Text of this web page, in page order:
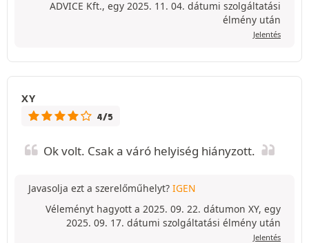
ADVICE Kft., egy 2025. 11. 04. dátumi szolgáltatási
élmény után
Jelentés
XY
4/5
Ok volt. Csak a váró helyiség hiányzott.
Javasolja ezt a szerelőműhelyt? IGEN
Véleményt hagyott a 2025. 09. 22. dátumon XY, egy
2025. 09. 17. dátumi szolgáltatási élmény után
Jelentés